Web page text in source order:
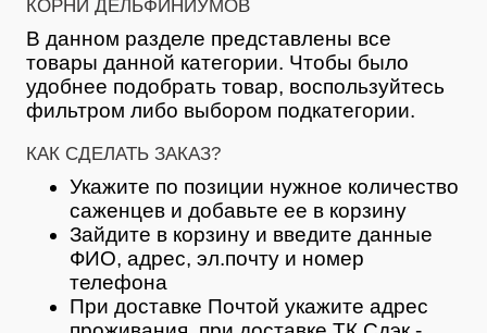
КОРНИ ДЕЛЬФИНИУМОВ
В данном разделе представлены все
товары данной категории. Чтобы было
удобнее подобрать товар, воспользуйтесь
фильтром либо выбором подкатегории.
КАК СДЕЛАТЬ ЗАКАЗ?
Укажите по позиции нужное количество
саженцев и добавьте ее в корзину
Зайдите в корзину и введите данные
ФИО, адрес, эл.почту и номер
телефона
При доставке Почтой укажите адрес